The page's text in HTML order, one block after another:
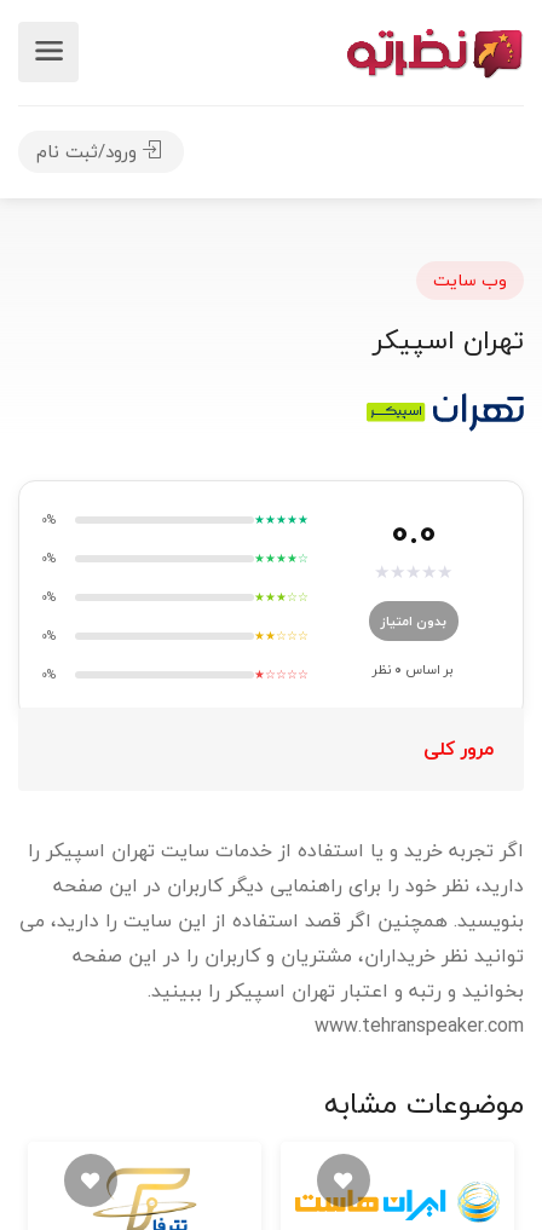
ورود/ثبت نام
وب سایت
تهران اسپیکر
0.0
★
★
★
★
★
بدون امتیاز
بر اساس 0 نظر
★★★★★
0%
★★★★☆
0%
★★★☆☆
0%
★★☆☆☆
0%
★☆☆☆☆
0%
مرور کلی
اگر تجربه خرید و یا استفاده از خدمات سایت تهران اسپیکر را
دارید، نظر خود را برای راهنمایی دیگر کاربران در این صفحه
بنویسید. همچنین اگر قصد استفاده از این سایت را دارید، می
توانید نظر خریداران، مشتریان و کاربران را در این صفحه
بخوانید و رتبه و اعتبار تهران اسپیکر را ببینید.
www.tehranspeaker.com
موضوعات مشابه